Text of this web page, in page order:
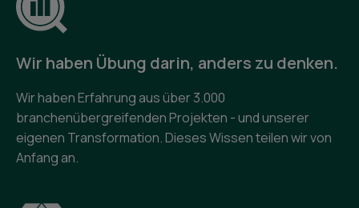
Wir haben Übung darin, anders zu denken.
Wir haben Erfahrung aus über 3.000
branchenübergreifenden Projekten - und unserer
eigenen Transformation. Dieses Wissen teilen wir von
Anfang an.